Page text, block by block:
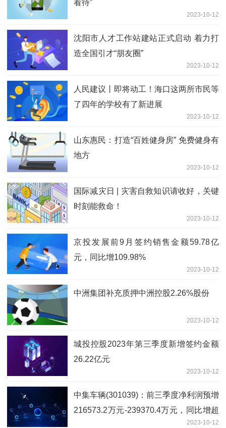
看待”
2023-10-12
沈阳市人才工作站建站正式启动 着力打
造全国引才“朋友圈”
2023-10-12
人民建议丨即将动工！海口这两所市民等
了四年的学校有了新进展
2023-10-12
山东惠民：打造“百姓健身房” 免费健身有
地方
2023-10-12
国际减灾日 | 灾害自救知识请收好，关键
时刻能救命！
2023-10-12
京投发展前9月签约销售金额59.78亿
元，同比增109.98%
2023-10-12
中洲集团补充质押中洲控股2.26%股份
2023-10-12
城投控股2023年第三季度新增签约金额
26.22亿元
2023-10-12
中集车辆(301039)：前三季度净利润预增
216573.2万元-239370.4万元，同比增超
2023-10-12